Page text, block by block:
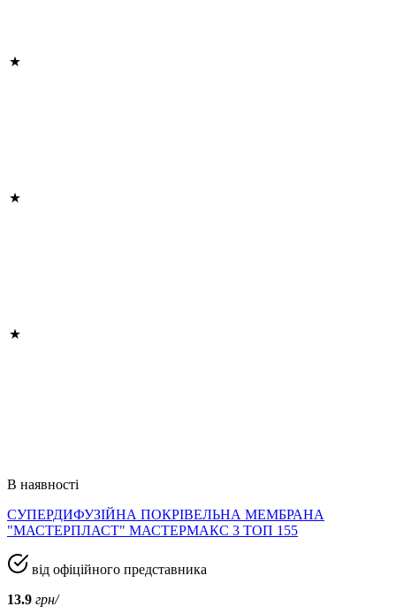
В наявності
СУПЕРДИФУЗІЙНА ПОКРІВЕЛЬНА МЕМБРАНА
"МАСТЕРПЛАСТ" МАСТЕРМАКС 3 ТОП 155
від офіційного представника
13.9 грн/